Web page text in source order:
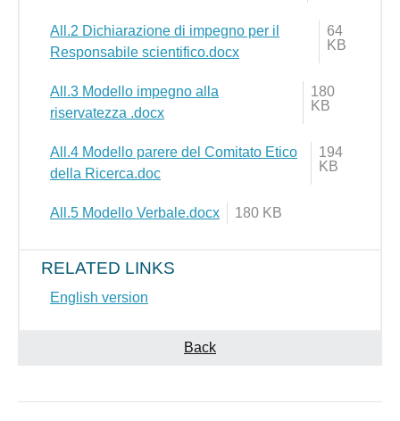
All.2 Dichiarazione di impegno per il
Responsabile scientifico.docx
64
KB
All.3 Modello impegno alla
riservatezza .docx
180
KB
All.4 Modello parere del Comitato Etico
della Ricerca.doc
194
KB
All.5 Modello Verbale.docx 180 KB
RELATED LINKS
English version
Back